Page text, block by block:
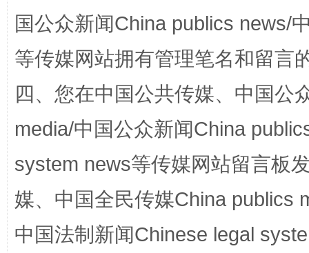
解纷+调解+退费，一次搞定
站台名比不上好声名
国公众新闻China publics news/
等传媒网站拥有管理笔名和留言
四、您在中国公共传媒、中国公
media/中国公众新闻China
system news等传媒网站留言板
媒、中国全民传媒China publics
中国法制新闻Chinese legal